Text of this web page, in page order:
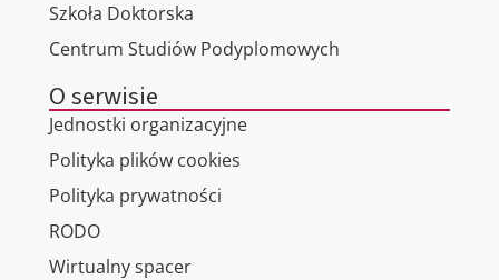
Szkoła Doktorska
Centrum Studiów Podyplomowych
O serwisie
Jednostki organizacyjne
Polityka plików cookies
Polityka prywatności
RODO
Wirtualny spacer